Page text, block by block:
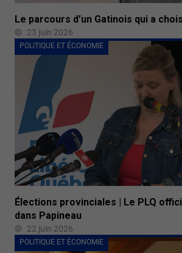
Le parcours d’un Gatinois qui a
23 juin 2026
POLITIQUE ET ÉCONOMIE
Élections provinciales | Le PLQ
dans Papineau
22 juin 2026
POLITIQUE ET ÉCONOMIE